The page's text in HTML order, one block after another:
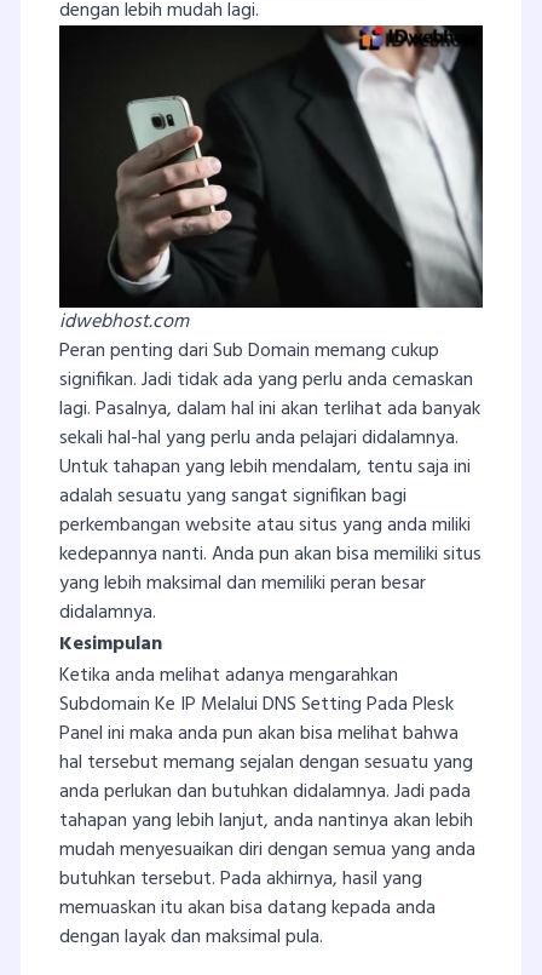
dengan lebih mudah lagi.
idwebhost.com
Peran penting dari Sub Domain memang cukup
signifikan. Jadi tidak ada yang perlu anda cemaskan
lagi. Pasalnya, dalam hal ini akan terlihat ada banyak
sekali hal-hal yang perlu anda pelajari didalamnya.
Untuk tahapan yang lebih mendalam, tentu saja ini
adalah sesuatu yang sangat signifikan bagi
perkembangan website atau situs yang anda miliki
kedepannya nanti. Anda pun akan bisa memiliki situs
yang lebih maksimal dan memiliki peran besar
didalamnya.
Kesimpulan
Ketika anda melihat adanya mengarahkan
Subdomain Ke IP Melalui DNS Setting Pada Plesk
Panel ini maka anda pun akan bisa melihat bahwa
hal tersebut memang sejalan dengan sesuatu yang
anda perlukan dan butuhkan didalamnya. Jadi pada
tahapan yang lebih lanjut, anda nantinya akan lebih
mudah menyesuaikan diri dengan semua yang anda
butuhkan tersebut. Pada akhirnya, hasil yang
memuaskan itu akan bisa datang kepada anda
dengan layak dan maksimal pula.